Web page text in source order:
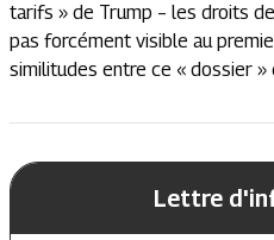
tarifs » de Trump – les droits
pas forcément visible au
similitudes entre ce « dossier »
Lettre